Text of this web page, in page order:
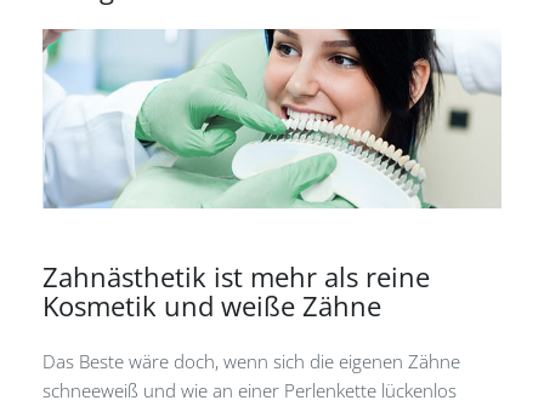
Zahnästhetik ist mehr als reine
Kosmetik und weiße Zähne
Das Beste wäre doch, wenn sich die eigenen Zähne
schneeweiß und wie an einer Perlenkette lückenlos